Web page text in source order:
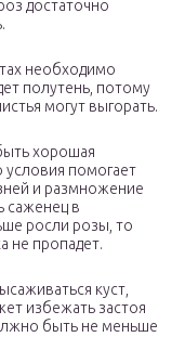
достаточно
необходимо
полутень, потому
могут выгорать.
хорошая
условия помогает
и размножение
саженец в
росли розы, то
не пропадет.
куст,
избежать застоя
быть не меньше